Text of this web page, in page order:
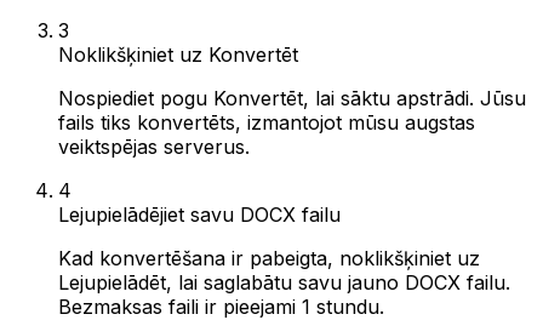
3
Noklikšķiniet uz Konvertēt
Nospiediet pogu Konvertēt, lai sāktu apstrādi. Jūsu
fails tiks konvertēts, izmantojot mūsu augstas
veiktspējas serverus.
4
Lejupielādējiet savu DOCX failu
Kad konvertēšana ir pabeigta, noklikšķiniet uz
Lejupielādēt, lai saglabātu savu jauno DOCX failu.
Bezmaksas faili ir pieejami 1 stundu.